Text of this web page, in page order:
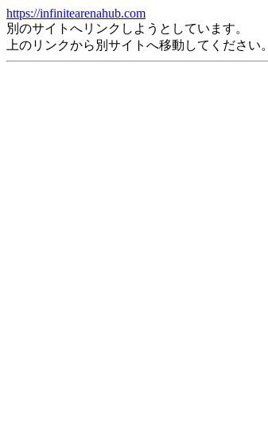
https://infinitearenahub.com
別のサイトへリンクしようとしています。
上のリンクから別サイトへ移動してください。